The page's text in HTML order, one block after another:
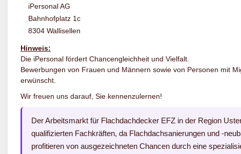
iPersonal AG
Bahnhofplatz 1c
8304 Wallisellen
Hinweis:
Die iPersonal fördert Chancengleichheit und Vielfalt.
Bewerbungen von Frauen und Männern sowie von Personen mit
erwünscht.
Wir freuen uns darauf, Sie kennenzulernen!
Der Arbeitsmarkt für Flachdachdecker EFZ in der Region
qualifizierten Fachkräften, da Flachdachsanierungen und -
profitieren von ausgezeichneten Chancen durch eine